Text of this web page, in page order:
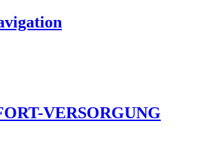
VERSORGUNG